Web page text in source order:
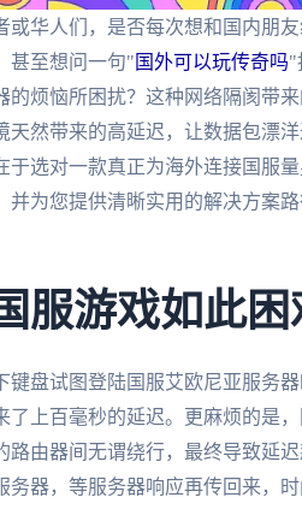
华人们，是否每次想和国内朋
甚至想问一句" 国外可以玩传奇吗"
烦恼所困扰？这种网络隔阂带
天然带来的高延迟，让数据包漂
于选对一款真正为海外连接国服
为您提供清晰实用的解决方案
服游戏如此困
盘试图登陆国服艾欧尼亚服务
上百毫秒的延迟。更麻烦的是
由器间无谓绕行，最终导致延
器，等服务器响应再传回来，